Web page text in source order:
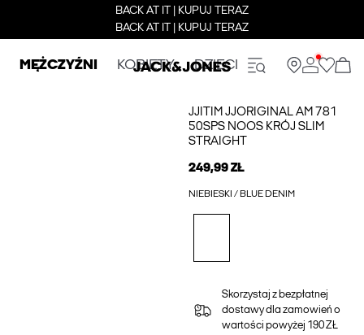
BACK AT IT | KUPUJ TERAZ
BACK AT IT | KUPUJ TERAZ
MĘŻCZYŹNI KOBIETY DZIECI
JJITIM JJORIGINAL AM 781
50SPS NOOS KRÓJ SLIM
STRAIGHT
249,99 ZŁ
NIEBIESKI / BLUE DENIM
Skorzystaj z bezpłatnej
dostawy dla zamowień o
wartości powyżej 190 ZŁ